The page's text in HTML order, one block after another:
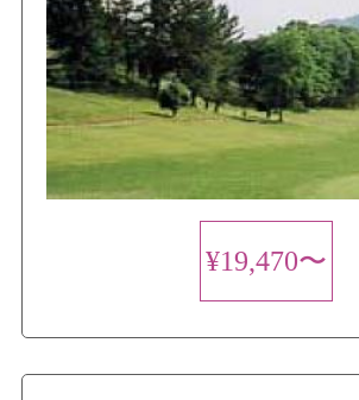
¥19,470〜